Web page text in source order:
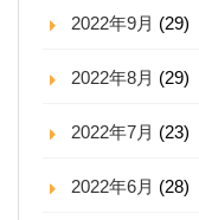
2022年9月 (29)
2022年8月 (29)
2022年7月 (23)
2022年6月 (28)